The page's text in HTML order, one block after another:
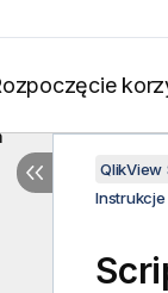
QlikView